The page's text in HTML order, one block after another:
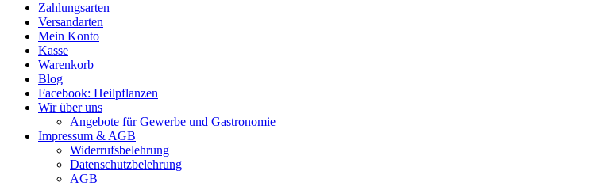
Zahlungsarten
Versandarten
Mein Konto
Kasse
Warenkorb
Blog
Facebook: Heilpflanzen
Wir über uns
Angebote für Gewerbe und Gastronomie
Impressum & AGB
Widerrufsbelehrung
Datenschutzbelehrung
AGB